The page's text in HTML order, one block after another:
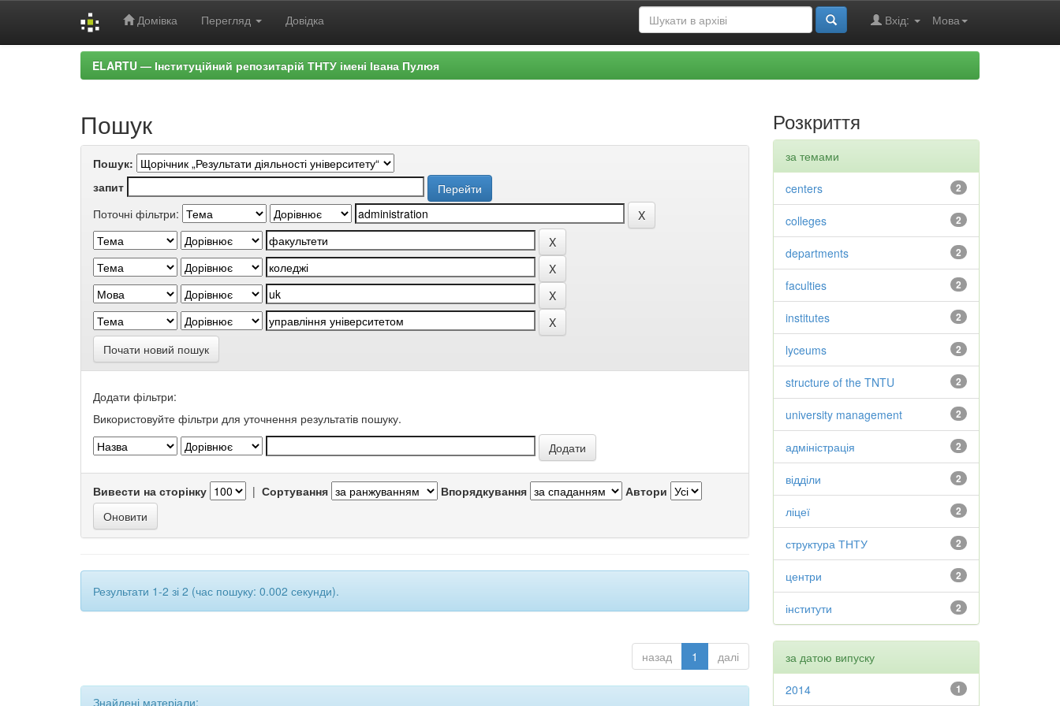
Домівка Перегляд Довідка Мова
Вхід:
ELARTU — Інституційний репозитарій ТНТУ імені Івана Пулюя
Пошук
Пошук:
запит
Поточні фільтри:
Почати новий пошук
Додати фільтри:
Використовуйте фільтри для уточнення результатів пошуку.
Вивести на сторінку | Сортування Впорядкування Автори
Результати 1-2 зі 2 (час пошуку: 0.002 секунди).
назад 1 далі
Знайдені матеріали:
Розкриття
за темами
2
centers
2
colleges
2
departments
2
faculties
2
institutes
2
lyceums
2
structure of the TNTU
2
university management
2
адміністрація
2
відділи
2
ліцеї
2
структура ТНТУ
2
центри
2
інститути
за датою випуску
1
2014